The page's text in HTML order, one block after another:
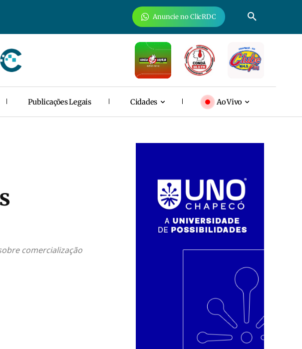
Anuncie no ClicRDC
Publicações Legais Cidades Ao Vivo
comercialização